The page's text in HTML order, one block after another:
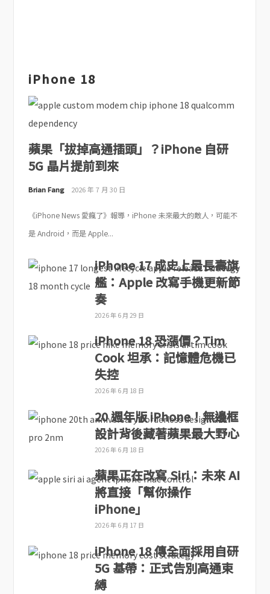
iPhone 18
蘋果「拔掉高通插頭」？iPhone 自研
5G 晶片提前到來
Brian Fang 2026 年 7 月 30 日
《iPhone News 愛瘋了》報導，iPhone 未來最大的敵人，可能不
是 Android，而是 Apple...
iPhone 17 成史上最長壽旗
艦：Apple 改寫手機更新節
奏
2026 年 6 月 29 日
iPhone 18 恐漲價？Tim
Cook 坦承：記憶體危機已
失控
2026 年 6 月 18 日
20 週年版 iPhone！無邊框
設計背後藏著蘋果最大野心
2026 年 6 月 18 日
蘋果正在改寫 Siri：未來 AI
將直接「幫你操作
iPhone」
2026 年 6 月 17 日
iPhone 18 傳全面採用自研
5G 基帶：正式告別高通束
縛